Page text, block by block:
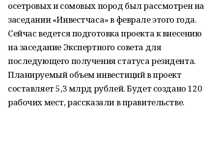
осетровых и сомовых пород был рассмотрен на
заседании «Инвестчаса» в феврале этого года.
Сейчас ведется подготовка проекта к внесению
на заседание Экспертного совета для
последующего получения статуса резидента.
Планируемый объем инвестиций в проект
составляет 5,3 млрд рублей. Будет создано 120
рабочих мест, рассказали в правительстве.